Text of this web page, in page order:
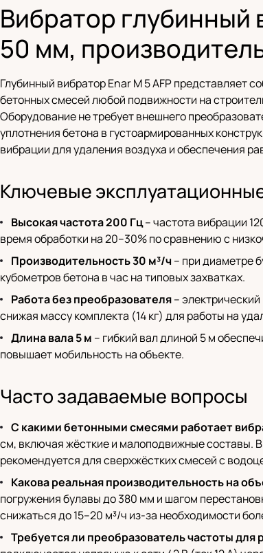
Вибратор глубинный
50 мм,
Глубинный вибратор Enar M 5 AFP представляет
бетонных смесей любой подвижности на
Оборудование не требует внешнего
уплотнения бетона в густоармированных
вибрации для удаления воздуха и обеспечения
Ключевые
Высокая частота 200 Гц– частота вибрации
время обработки на 20–30% по сравнению с
Производительность 30 м³/ч– при диаметре
кубометров бетона в час на типовых захватках.
Работа без преобразователя–
снижая массу комплекта (14 кг) для работы на
Длина вала 5 м – гибкий вал длиной 5 м
повышает мобильность на объекте.
Часто задаваемые вопросы
С какими бетонными смесями работает
см, включая жёсткие и малоподвижные составы.
рекомендуется для сверхжёстких смесей с
Какова реальная производительность на
погружения булавы до 380 мм и шагом
снижаться до 15–20 м³/ч из-за необходимости
Требуется ли преобразователь частоты для